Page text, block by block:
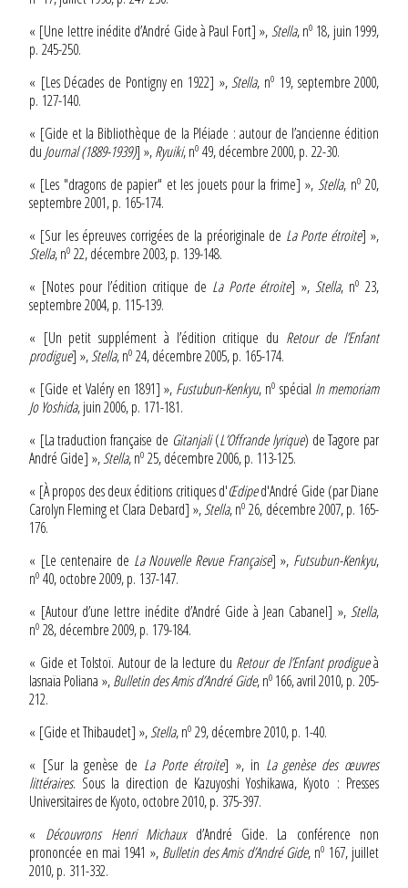
« [Une lettre inédite d’André Gide à Paul Fort] »,Stella, no 18, juin 1999,
p. 245-250.
« [Les Décades de Pontigny en 1922] »,Stella, no 19, septembre 2000,
p. 127-140.
« [Gide et la Bibliothèque de la Pléiade : autour de l’ancienne édition
du Journal(1889-1939)] »,Ryuiki, no49, décembre 2000, p. 22-30.
« [Les "dragons de papier" et les jouets pour la frime] », Stella, no20,
septembre 2001, p. 165-174.
« [Sur les épreuves corrigées de la préoriginale de La Porte étroite] »,
Stella, no22, décembre 2003, p. 139-148.
« [Notes pour l’édition critique de La Porte étroite] »,Stella, no 23,
septembre 2004, p. 115-139.
« [Un petit supplément à l’édition critique du Retour de l’Enfant
prodigue] »,Stella, no24, décembre 2005, p. 165-174.
« [Gide et Valéry en 1891] », Fustubun-Kenkyu, no spécial In memoriam
Jo Yoshida, juin 2006, p. 171-181.
« [La traduction française de Gitanjali(L’Offrande lyrique) de Tagore par
André Gide] »,Stella, no25, décembre 2006, p. 113-125.
« [À propos des deux éditions critiques d'Œdiped'André Gide (par Diane
Carolyn Fleming et Clara Debard] »,Stella, no 26, décembre 2007, p. 165-
176.
« [Le centenaire de La Nouvelle Revue Française] », Futsubun-Kenkyu,
no40, octobre 2009, p. 137-147.
« [Autour d’une lettre inédite d’André Gide à Jean Cabanel] »,Stella,
no28, décembre 2009, p. 179-184.
« Gide et Tolstoï. Autour de la lecture du Retour de l’Enfant prodigueà
Iasnaïa Poliana »,Bulletin des Amis d’André Gide, no166, avril 2010, p. 205-
212.
« [Gide et Thibaudet] »,Stella, no29, décembre 2010, p. 1-40.
« [Sur la genèse de La Porte étroite] », in La genèse des œuvres
littéraires. Sous la direction de Kazuyoshi Yoshikawa, Kyoto : Presses
Universitaires de Kyoto, octobre 2010, p. 375-397.
« Découvrons Henri Michauxd’André Gide. La conférence non
prononcée en mai 1941 », Bulletin des Amis d’André Gide, no 167, juillet
2010, p. 311-332.